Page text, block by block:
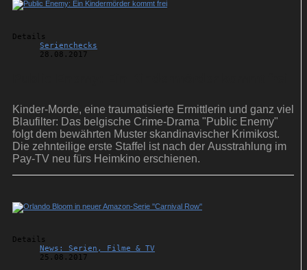
Details
Serienchecks
28.08.2017
Kinder-Morde, eine traumatisierte Ermittlerin und ganz viel
Blaufilter: Das belgische Crime-Drama "Public Enemy"
folgt dem bewährten Muster skandinavischer Krimikost.
Die zehnteilige erste Staffel ist nach der Ausstrahlung im
Pay-TV neu fürs Heimkino erschienen.
Details
News: Serien, Filme & TV
25.08.2017